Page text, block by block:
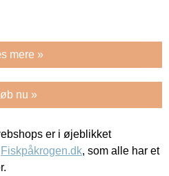
mere »
nu »
er i øjeblikket
Fiskpåkrogen.dk, som alle har et